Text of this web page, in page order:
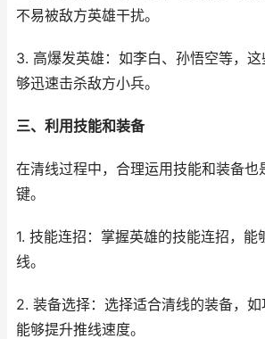
不易被敌方英雄干扰。
3. 高爆发英雄：如李白、孙悟空等，
够迅速击杀敌方小兵。
三、利用技能和装备
在清线过程中，合理运用技能和装备也
键。
1. 技能连招：掌握英雄的技能连招，能
线。
2. 装备选择：选择适合清线的装备，如
能够提升推线速度。